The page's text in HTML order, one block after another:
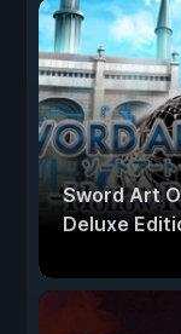
Sword Art
Deluxe